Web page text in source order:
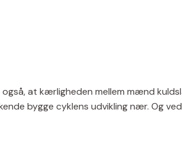
at kærligheden mellem mænd
bygge cyklens udvikling nær. Og